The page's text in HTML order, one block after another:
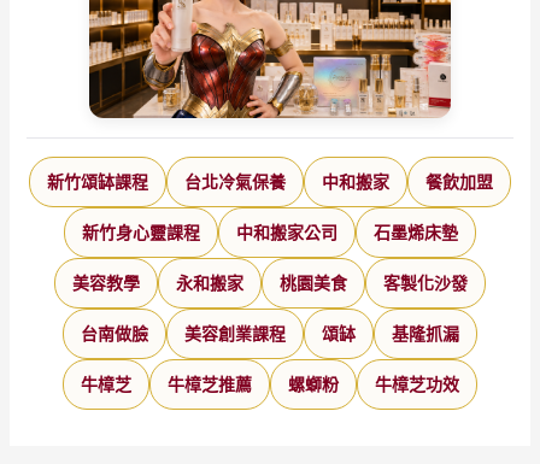
新竹頌缽課程 台北冷氣保養 中和搬家 餐飲加盟
新竹身心靈課程 中和搬家公司 石墨烯床墊
美容教學 永和搬家 桃園美食 客製化沙發
台南做臉 美容創業課程 頌缽 基隆抓漏
牛樟芝 牛樟芝推薦 螺螄粉 牛樟芝功效